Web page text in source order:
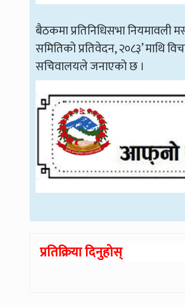
बैठकमा प्रतिनिधिसभा नियमावली
समितिको प्रतिवेदन, २०८३’ माथि
सचिवालयले जनाएको छ ।
प्रतिक्रिया दिनुहोस्